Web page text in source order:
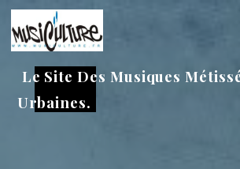
Aller
au
contenu
Le Site Des Musiques
Urbaines.